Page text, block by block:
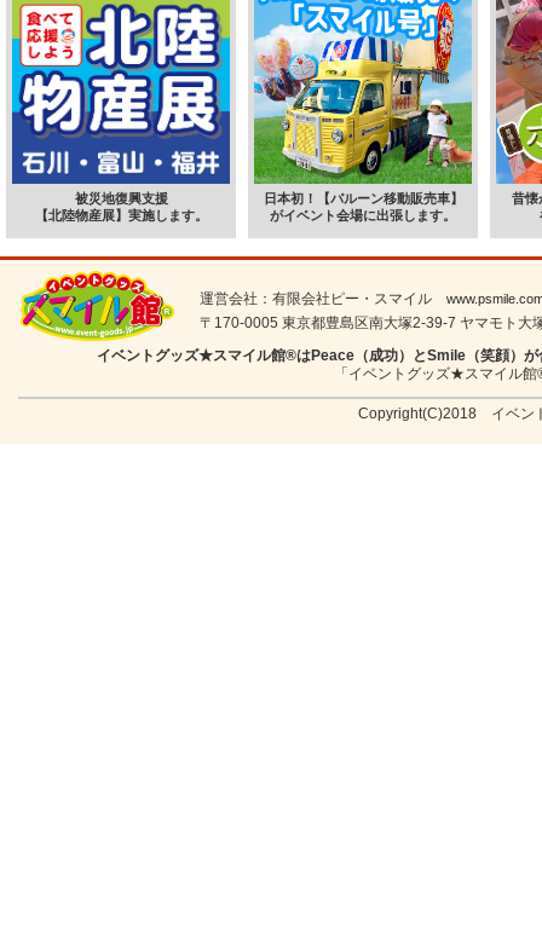
被災地復興支援
【北陸物産展】実施します。
日本初！【バルーン移動販売車】
がイベント会場に出張します。
昔懐
運営会社：有限会社ピー・スマイル
〒170-0005 東京都豊島区南大塚2-39-7 ヤマモト
イベントグッズ★スマイル館®はPeace（成功）とSmile（笑顔）
「イベントグッズ★スマイル
Copyright(C)2018 イベン